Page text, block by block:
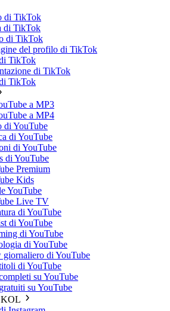
di TikTok
di TikTok
di TikTok
del profilo di TikTok
TikTok
di TikTok
TikTok
a MP3
a MP4
di YouTube
di YouTube
di YouTube
di YouTube
Premium
Kids
YouTube
Live TV
di YouTube
di YouTube
di YouTube
di YouTube
giornaliero di YouTube
di YouTube
su YouTube
su YouTube
KOL